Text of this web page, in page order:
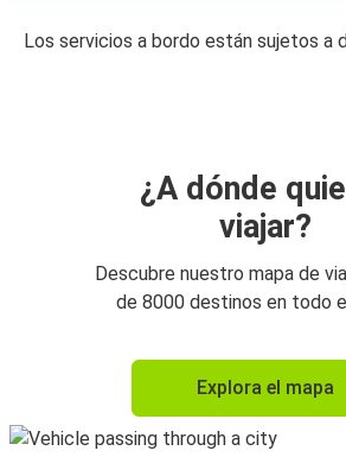
Los servicios a bordo están sujetos a
¿A dónde
viajar?
Descubre nuestro mapa de
de 8000 destinos en todo
Explora el mapa